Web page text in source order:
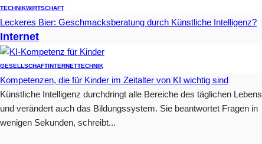
TECHNIKWIRTSCHAFT
Leckeres Bier: Geschmacksberatung durch Künstliche Intelligenz?
Internet
GESELLSCHAFTINTERNETTECHNIK
Kompetenzen, die für Kinder im Zeitalter von KI wichtig sind
Künstliche Intelligenz durchdringt alle Bereiche des täglichen Lebens
und verändert auch das Bildungssystem. Sie beantwortet Fragen in
wenigen Sekunden, schreibt...